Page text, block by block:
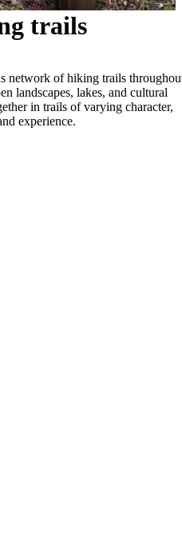
trails
network of hiking trails
landscapes, lakes, and cultural
in trails of varying character,
experience.